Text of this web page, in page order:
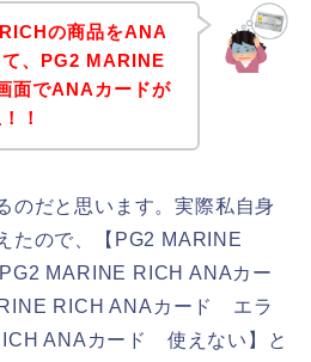
の商品をANA
、PG2 MARINE
面でANAカードが
！
のだと思います。実際私自身
たので、【PG2 MARINE
MARINE RICH ANAカー
RICH ANAカード エラ
ANAカード 使えない】と